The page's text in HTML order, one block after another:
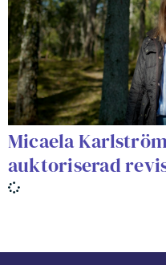
Micaela
auktoriserad